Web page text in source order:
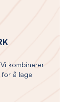
kombinerer
å lage